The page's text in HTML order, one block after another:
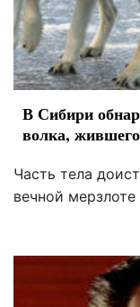
В Сибири
волка,
Часть тела
вечной мерзлоте